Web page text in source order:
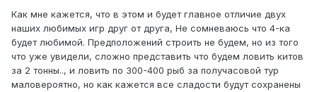
Как мне кажется, что в этом и будет главное отличие двух
наших любимых игр друг от друга, Не сомневаюсь что 4-ка
будет любимой. Предположений строить не будем, но из того
что уже увидели, сложно представить что будем ловить китов
за 2 тонны.., и ловить по 300-400 рыб за получасовой тур
маловероятно, но как кажется все сладости будут сохранены